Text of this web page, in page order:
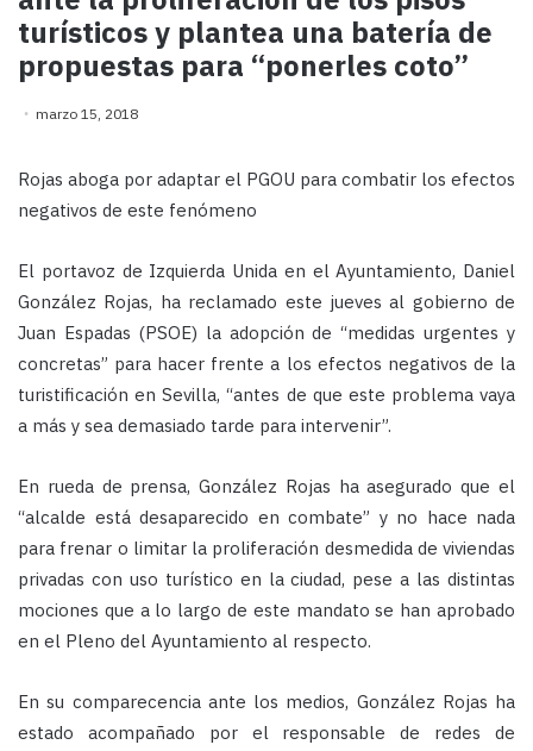
turísticos y plantea una batería de
propuestas para “ponerles coto”
marzo 15, 2018
Rojas aboga por adaptar el PGOU para combatir los efectos
negativos de este fenómeno
El portavoz de Izquierda Unida en el Ayuntamiento, Daniel
González Rojas, ha reclamado este jueves al gobierno de
Juan Espadas (PSOE) la adopción de “medidas urgentes y
concretas” para hacer frente a los efectos negativos de la
turistificación en Sevilla, “antes de que este problema vaya
a más y sea demasiado tarde para intervenir”.
En rueda de prensa, González Rojas ha asegurado que el
“alcalde está desaparecido en combate” y no hace nada
para frenar o limitar la proliferación desmedida de viviendas
privadas con uso turístico en la ciudad, pese a las distintas
mociones que a lo largo de este mandato se han aprobado
en el Pleno del Ayuntamiento al respecto.
En su comparecencia ante los medios, González Rojas ha
estado acompañado por el responsable de redes de